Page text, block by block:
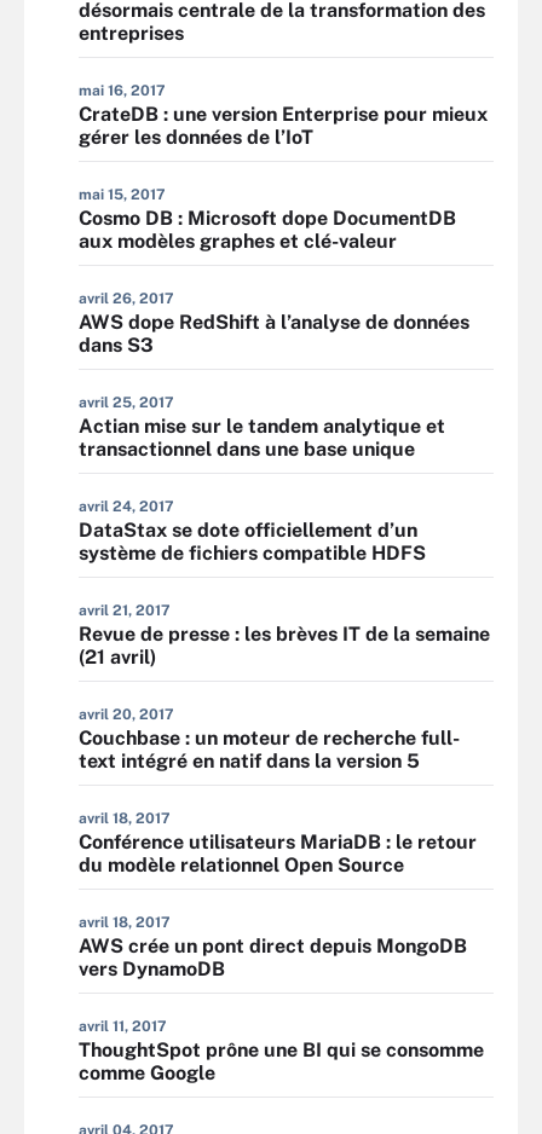
désormais centrale de la transformation des
entreprises
mai 16, 2017
CrateDB : une version Enterprise pour mieux
gérer les données de l’IoT
mai 15, 2017
Cosmo DB : Microsoft dope DocumentDB
aux modèles graphes et clé-valeur
avril 26, 2017
AWS dope RedShift à l’analyse de données
dans S3
avril 25, 2017
Actian mise sur le tandem analytique et
transactionnel dans une base unique
avril 24, 2017
DataStax se dote officiellement d’un
système de fichiers compatible HDFS
avril 21, 2017
Revue de presse : les brèves IT de la semaine
(21 avril)
avril 20, 2017
Couchbase : un moteur de recherche full-
text intégré en natif dans la version 5
avril 18, 2017
Conférence utilisateurs MariaDB : le retour
du modèle relationnel Open Source
avril 18, 2017
AWS crée un pont direct depuis MongoDB
vers DynamoDB
avril 11, 2017
ThoughtSpot prône une BI qui se consomme
comme Google
avril 04, 2017